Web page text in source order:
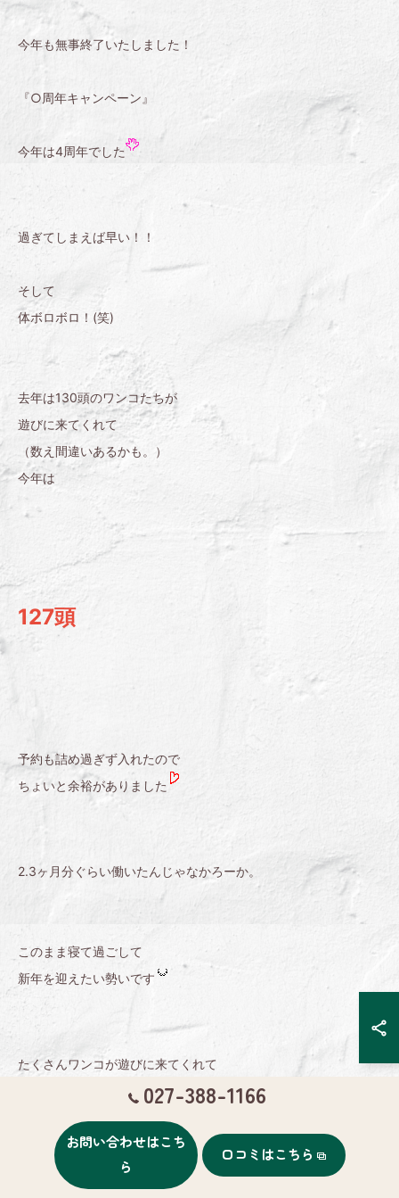
今年も無事終了いたしました！
『○周年キャンペーン』
今年は4周年でした
過ぎてしまえば早い！！
そして
体ボロボロ！(笑)
去年は130頭のワンコたちが
遊びに来てくれて
（数え間違いあるかも。）
今年は
127頭
予約も詰め過ぎず入れたので
ちょいと余裕がありました
2.3ヶ月分ぐらい働いたんじゃなかろーか。
このまま寝て過ごして
新年を迎えたい勢いです
たくさんワンコが遊びに来てくれて
とってもとっても嬉しかったです
E-bashoから還元するための
キャンペーンだったのですが
027-388-1166
お問い合わせはこち
ら
口コミはこちら